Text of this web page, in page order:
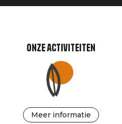
Onze activiteiten
Meer informatie